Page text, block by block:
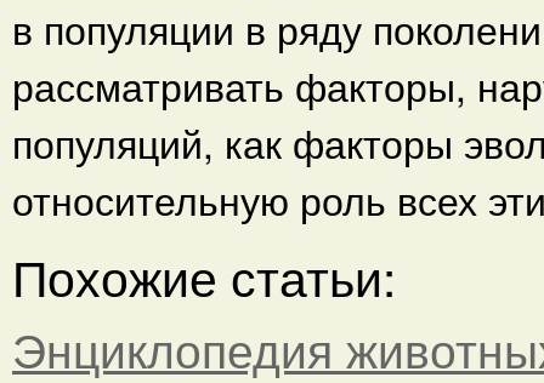
в популяции в ряду
рассматривать факторы,
популяций, как факторы
относительную роль всех
Похожие статьи:
Энциклопедия